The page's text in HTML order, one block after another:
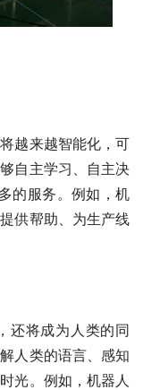
越来越智能化，可
自主学习、自主决
的服务。例如，机
供帮助、为生产线
还将成为人类的同
人类的语言、感知
光。例如，机器人